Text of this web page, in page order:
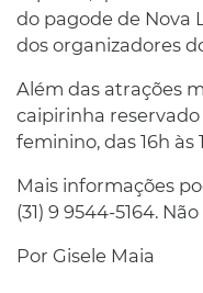
do pagode de Nova
dos organizadores
Além das atrações
caipirinha
feminino, das 16h às
Mais informações
(31) 9 9544-5164.
Por Gisele Maia